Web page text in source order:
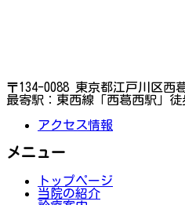
〒134-0088 東京都江戸川区西
最寄駅：東西線「西葛西駅」
アクセス情報
メニュー
トップページ
当院の紹介